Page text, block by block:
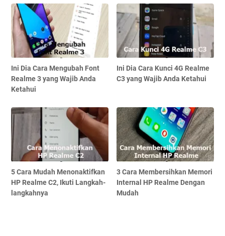
Ini Dia Cara Mengubah Font
Realme 3 yang Wajib Anda
Ketahui
Ini Dia Cara Kunci 4G Realme
C3 yang Wajib Anda Ketahui
5 Cara Mudah Menonaktifkan
HP Realme C2, Ikuti Langkah-
langkahnya
3 Cara Membersihkan Memori
Internal HP Realme Dengan
Mudah